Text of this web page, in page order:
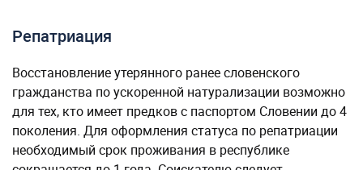
Репатриация
Восстановление утерянного ранее словенского
гражданства по ускоренной натурализации возможно
для тех, кто имеет предков с паспортом Словении до 4
поколения. Для оформления статуса по репатриации
необходимый срок проживания в республике